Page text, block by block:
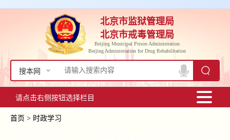
北京市监狱管理局
北京市戒毒管理局
Beijing Municipal Prison Administration
Beijing Administration for Drug Rehabilitation
搜本网
请点击右侧按钮选择栏目
首页 > 时政学习